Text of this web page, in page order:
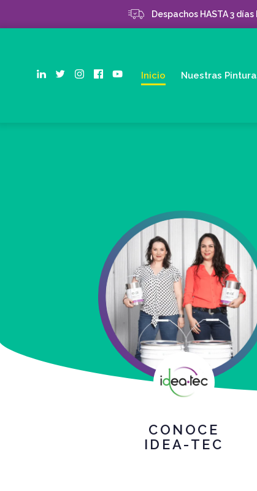
Despachos HASTA 3
Inicio Nuestras
CONOCE
IDEA-TEC